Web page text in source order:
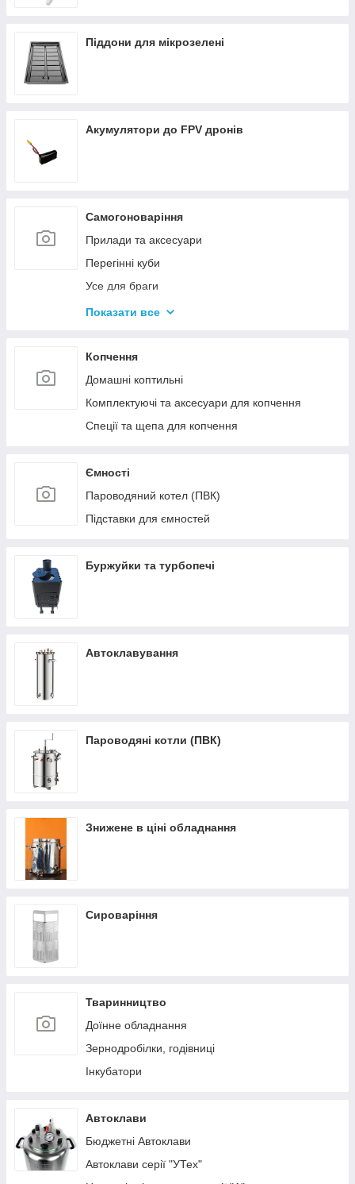
Піддони для мікрозелені
Акумулятори до FPV дронів
Самогоноваріння
Прилади та аксесуари
Перегінні куби
Усе для браги
Комплектуючі та запчастини
Колони без ємності
Показати все
Копчення
Домашні коптильні
Комплектуючі та аксесуари для копчення
Спеції та щепа для копчення
Ємності
Пароводяний котел (ПВК)
Підставки для ємностей
Буржуйки та турбопечі
Автоклавування
Пароводяні котли (ПВК)
Знижене в ціні обладнання
Сироваріння
Тваринництво
Доїнне обладнання
Зернодробілки, годівниці
Інкубатори
Автоклави
Бюджетні Автоклави
Автоклави серії "УТех"